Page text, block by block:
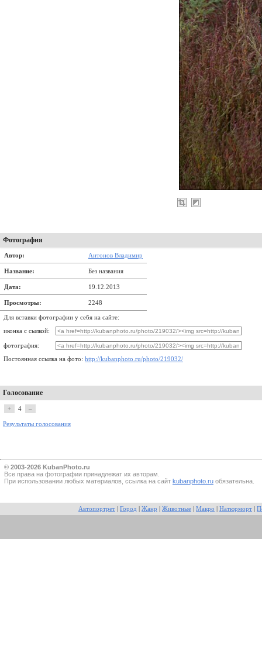
Фотография
Автор: Антонов Владимир
Название: Без названия
Дата: 19.12.2013
Просмотры: 2248
Для вставки фотографии у себя на сайте:
иконка с сылкой:
фотография:
Постоянная ссылка на фото: http://kubanphoto.ru/photo/219032/
Голосование
+ 4 –
Результаты голосования
© 2003-2026 KubanPhoto.ru
Все прaва на фотографии принадлежат их авторам.
При использовании любых материалов, ссылка на сайт kubanphoto.ru обязательна.
Автопортрет Город Жанр Животные Макро Натюрморт